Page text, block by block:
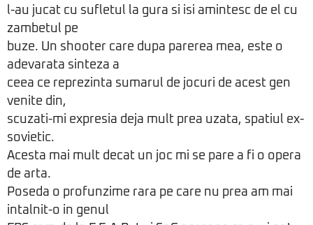
l-au jucat cu sufletul la gura si isi amintesc de el cu
zambetul pe
buze. Un shooter care dupa parerea mea, este o
adevarata sinteza a
ceea ce reprezinta sumarul de jocuri de acest gen
venite din,
scuzati-mi expresia deja mult prea uzata, spatiul ex-
sovietic.
Acesta mai mult decat un joc mi se pare a fi o opera
de arta.
Poseda o profunzime rara pe care nu prea am mai
intalnit-o in genul